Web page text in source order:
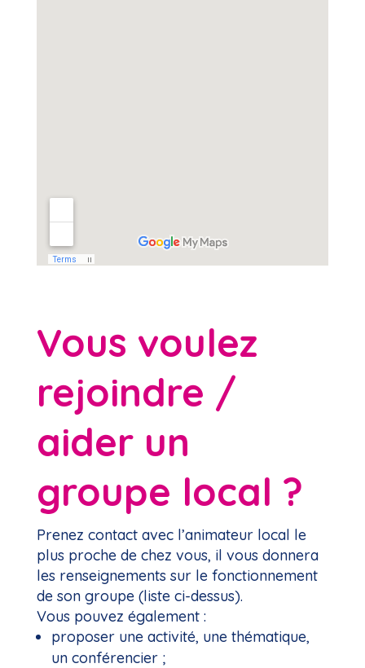
Vous voulez
rejoindre /
aider un
groupe local ?
Prenez contact avec l’animateur local le
plus proche de chez vous, il vous donnera
les renseignements sur le fonctionnement
de son groupe (liste ci-dessus).
Vous pouvez également :
proposer une activité, une thématique,
un conférencier ;